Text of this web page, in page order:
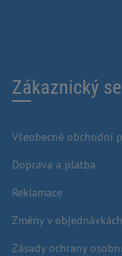
Zákaznický
Všeobecné obchodní
Doprava a platba
Reklamace
Změny v objednávkách
Zásady ochrany